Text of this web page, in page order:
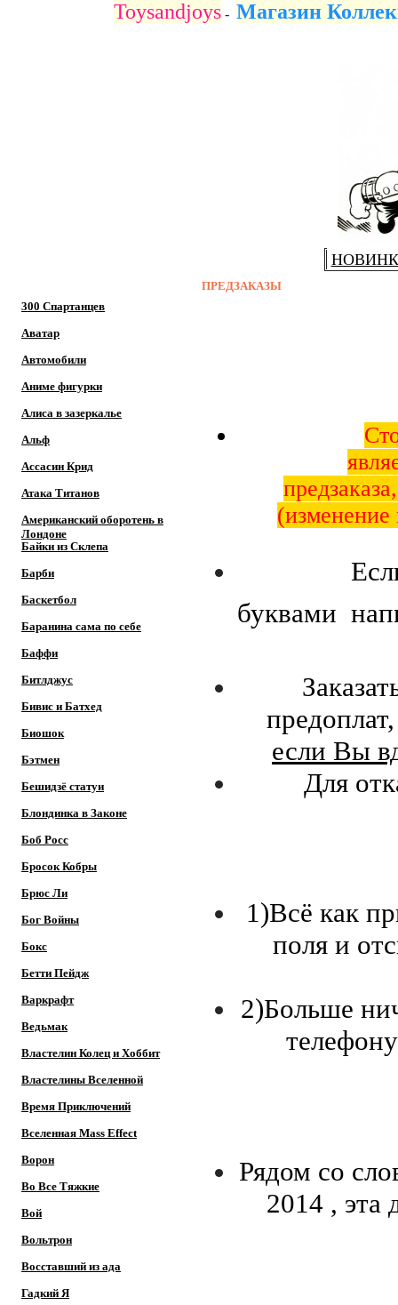
Toysandjoys - Магазин
300 Спартанцев
Аватар
Автомобили
Аниме фигурки
Алиса в зазеркалье
Альф
Ассасин Крид
Атака Титанов
Американский оборотень в
Лондоне
Байки из Склепа
Барби
Баскетбол
Баранина сама по себе
Баффи
Битлджус
Бивис и Батхед
Биошок
Бэтмен
Бешидзё статуи
Блондинка в Законе
Боб Росс
Бросок Кобры
Брюс Ли
Бог Войны
Бокс
Бетти Пейдж
Варкрафт
Ведьмак
Властелин Колец и Хоббит
Властелины Вселенной
Время Приключений
Вселенная Mass Effect
Ворон
Во Все Тяжкие
Вой
Вольтрон
Восставший из ада
Гадкий Я
ПРЕДЗАКАЗЫ
(изменение
буквами
если Вы
Для
1)Всё как
поля и
2)Больше
Рядом со
2014 , эта